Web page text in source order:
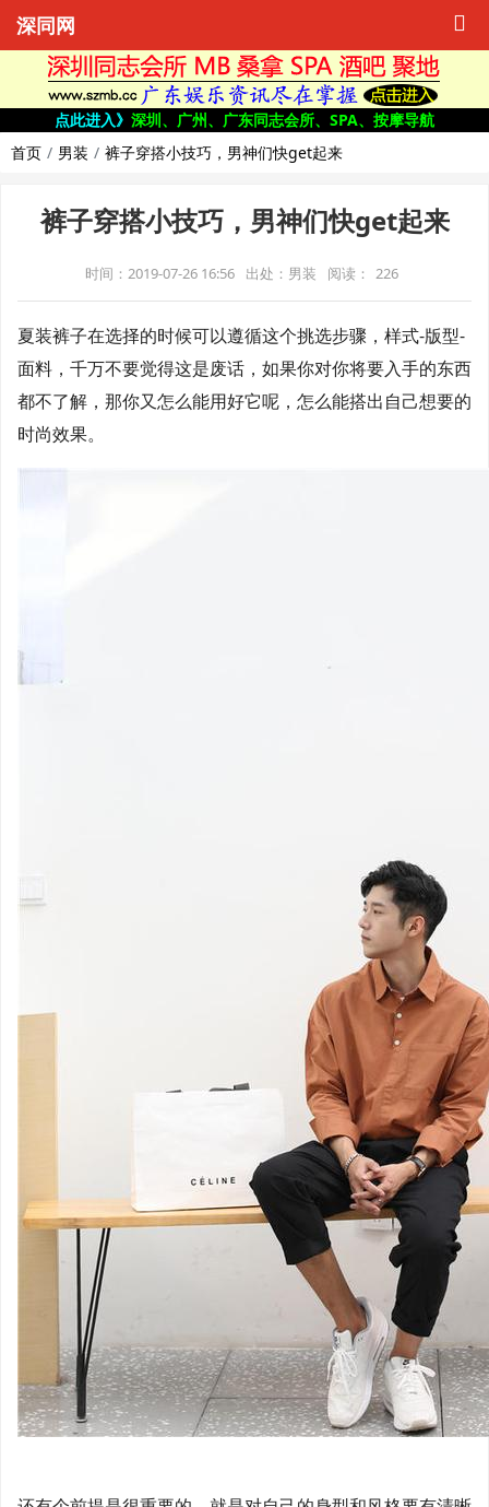
深同网
点此进入》 深圳、广州、广东同志会所、SPA、按摩导航
首页
男装 裤子穿搭小技巧，男神们快get起来
裤子穿搭小技巧，男神们快get起来
时间：2019-07-26 16:56 出处：男装 阅读： 226
夏装裤子在选择的时候可以遵循这个挑选步骤，样式-版型-
面料，千万不要觉得这是废话，如果你对你将要入手的东西
都不了解，那你又怎么能用好它呢，怎么能搭出自己想要的
时尚效果。